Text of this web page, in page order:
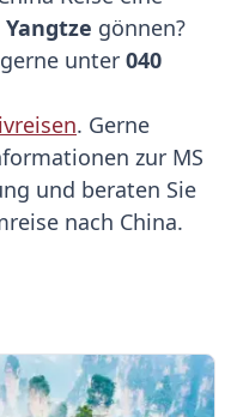
gönnen?
unter 040
. Gerne
zur MS
und beraten Sie
nach China.